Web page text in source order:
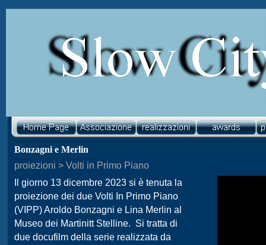
Bonzagni e Merlin
proiezioni > Volti in Primo Piano
Il giorno 13 dicembre 2023 si è tenuta la
proiezione dei due Volti In Primo Piano
(VIPP) Aroldo Bonzagni e Lina Merlin al
Museo dei Martinitt Stelline. Si tratta di
due docufilm della serie realizzata da